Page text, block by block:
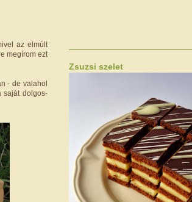
az elmúlt
megírom ezt
- de valahol
saját dolgos-
Zsuzsi szelet